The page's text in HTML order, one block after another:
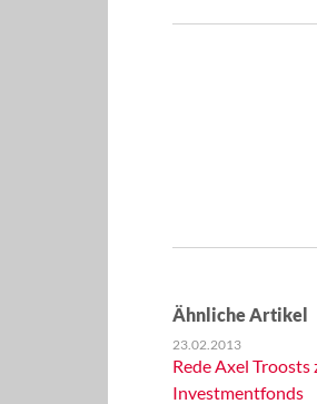
Ähnliche Artikel
23.02.2013
Rede Axel
Investmentfonds